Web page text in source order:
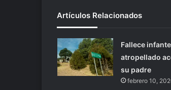
Artículos Relacionados
Fallece
atropellado
su padre
febrero 10,